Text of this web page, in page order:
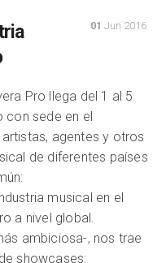
01 Jun 2016
Pro llega del 1 al 5
con sede en el
agentes y otros
de diferentes países
musical en el
a nivel global.
ambiciosa-, nos trae
showcases: